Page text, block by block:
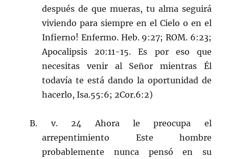
después de que mueras, tu alma seguirá
viviendo para siempre en el Cielo o en el
Infierno! Enfermo. Heb. 9:27; ROM. 6:23;
Apocalipsis 20:11-15. Es por eso que
necesitas venir al Señor mientras Él
todavía te está dando la oportunidad de
hacerlo, Isa.55:6; 2Cor.6:2)
B. v. 24 Ahora le preocupa el
arrepentimiento Este hombre
probablemente nunca pensó en su